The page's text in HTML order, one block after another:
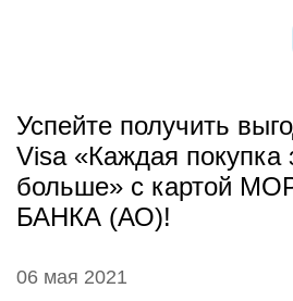
Успейте получить
Visa «Каждая покупка
больше» с картой
БАНКА (АО)!
06 мая 2021